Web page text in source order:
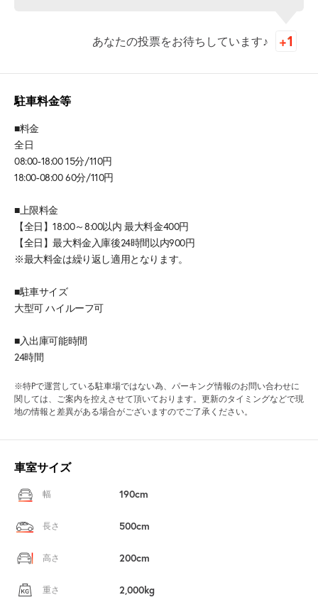
あなたの投票をお待ちしています♪
駐車料金等
■料金
全日
08:00-18:00 15分/110円
18:00-08:00 60分/110円
■上限料金
【全日】18:00～8:00以内 最大料金400円
【全日】最大料金入庫後24時間以内900円
※最大料金は繰り返し適用となります。
■駐車サイズ
大型可 ハイルーフ可
■入出庫可能時間
24時間
※特Pで運営している駐車場ではない為、パーキング情報のお問い合わせに
関しては、ご案内を控えさせて頂いております。更新のタイミングなどで現
地の情報と差異がある場合がございますのでご了承ください。
車室サイズ
幅 190cm
長さ 500cm
高さ 200cm
重さ 2,000kg